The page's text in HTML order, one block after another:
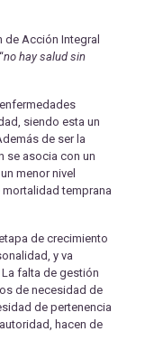
de Acción Integral
no hay salud sin
siendo esta un
de ser la
se asocia con un
menor nivel
temprana
de crecimiento
y va
falta de gestión
de necesidad de
de pertenencia
hacen de